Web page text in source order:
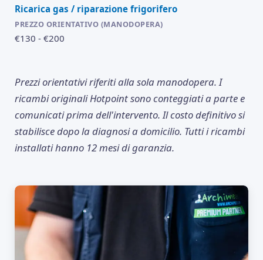
Ricarica gas / riparazione frigorifero
€130 - €200
Prezzi orientativi riferiti alla sola manodopera. I
ricambi originali Hotpoint sono conteggiati a parte e
comunicati prima dell'intervento. Il costo definitivo si
stabilisce dopo la diagnosi a domicilio. Tutti i ricambi
installati hanno 12 mesi di garanzia.